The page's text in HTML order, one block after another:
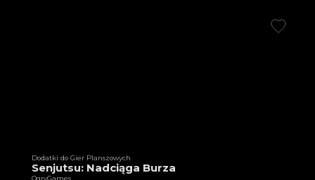
Dodatki do Gier Planszowych
Senjutsu: Nadciąga Burza